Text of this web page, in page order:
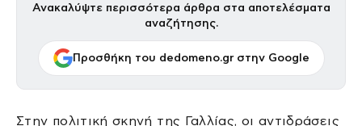
Ανακαλύψτε περισσότερα άρθρα στα αποτελέσματα
αναζήτησης.
Προσθήκη του dedomeno.gr στην Google
Στην πολιτική σκηνή της Γαλλίας, οι αντιδράσεις